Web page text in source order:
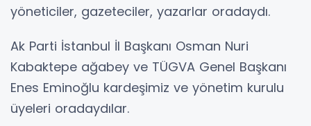
yöneticiler, gazeteciler, yazarlar oradaydı.
Ak Parti İstanbul İl Başkanı Osman Nuri
Kabaktepe ağabey ve TÜGVA Genel Başkanı
Enes Eminoğlu kardeşimiz ve yönetim kurulu
üyeleri oradaydılar.